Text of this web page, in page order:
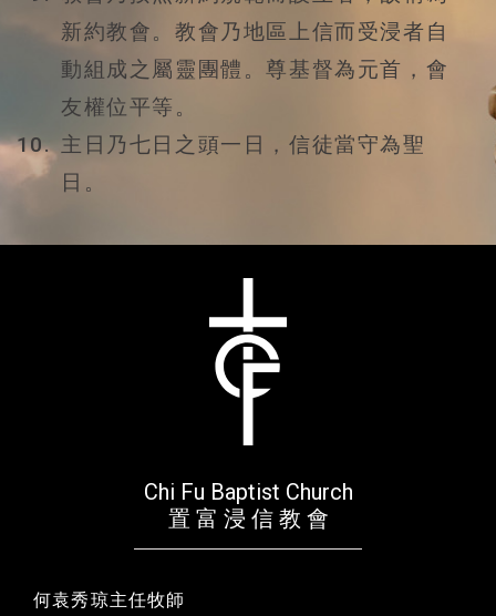
新約教會。教會乃地區上信而受浸者自
動組成之屬靈團體。尊基督為元首，會
友權位平等。
主日乃七日之頭一日，信徒當守為聖
日。
Chi Fu Baptist Church
置 富 浸 信 教 會
何袁秀琼主任牧師